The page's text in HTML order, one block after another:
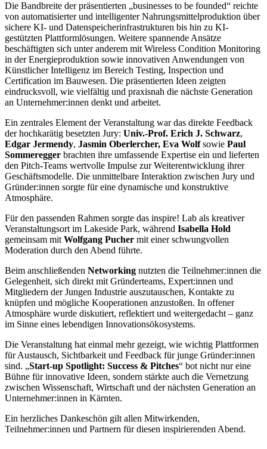
Die Bandbreite der präsentierten „businesses to be founded“ reichte
von automatisierter und intelligenter Nahrungsmittelproduktion über
sichere KI- und Datenspeicherinfrastrukturen bis hin zu KI-
gestützten Plattformlösungen. Weitere spannende Ansätze
beschäftigten sich unter anderem mit Wireless Condition Monitoring
in der Energieproduktion sowie innovativen Anwendungen von
Künstlicher Intelligenz im Bereich Testing, Inspection und
Certification im Bauwesen. Die präsentierten Ideen zeigten
eindrucksvoll, wie vielfältig und praxisnah die nächste Generation
an Unternehmer:innen denkt und arbeitet.
Ein zentrales Element der Veranstaltung war das direkte Feedback
der hochkarätig besetzten Jury: Univ.-Prof. Erich J. Schwarz,
Edgar Jermendy, Jasmin Oberlercher, Eva Wolfsowie Paul
Sommeregger brachten ihre umfassende Expertise ein und lieferten
den Pitch-Teams wertvolle Impulse zur Weiterentwicklung ihrer
Geschäftsmodelle. Die unmittelbare Interaktion zwischen Jury und
Gründer:innen sorgte für eine dynamische und konstruktive
Atmosphäre.
Für den passenden Rahmen sorgte das inspire! Lab als kreativer
Veranstaltungsort im Lakeside Park, während Isabella Hold
gemeinsam mit Wolfgang Pucher mit einer schwungvollen
Moderation durch den Abend führte.
Beim anschließenden Networking nutzten die Teilnehmer:innen die
Gelegenheit, sich direkt mit Gründerteams, Expert:innen und
Mitgliedern der Jungen Industrie auszutauschen, Kontakte zu
knüpfen und mögliche Kooperationen anzustoßen. In offener
Atmosphäre wurde diskutiert, reflektiert und weitergedacht – ganz
im Sinne eines lebendigen Innovationsökosystems.
Die Veranstaltung hat einmal mehr gezeigt, wie wichtig Plattformen
für Austausch, Sichtbarkeit und Feedback für junge Gründer:innen
sind. „Start-up Spotlight: Success & Pitches“ bot nicht nur eine
Bühne für innovative Ideen, sondern stärkte auch die Vernetzung
zwischen Wissenschaft, Wirtschaft und der nächsten Generation an
Unternehmer:innen in Kärnten.
Ein herzliches Dankeschön gilt allen Mitwirkenden,
Teilnehmer:innen und Partnern für diesen inspirierenden Abend.